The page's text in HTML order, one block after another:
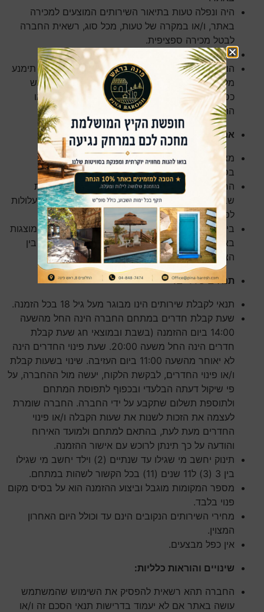
היה ונפלה טעות בתיאור השירותים המוצעים למכירה
באתר, ו/או במקרה של טעות, מכל סוג, רשאית החברה
לבטל מכירה ספציפית.
בכל מקרה שנעשתה פעולה בניגוד לתקנון זה.
הודעה על ביטול כאמור תימסר למשתמש והחברה תימנע
מלחייב את כרטיס האשראי שלו, וכן תשיב למשתמש
כספים ששילם, ככל ששילם, על חשבון הרכישה ו/או
ההזמנה.
אחריות המשתמש:
מצהיר המשתמש כי ידוע לו שהשימוש באתר כרוך
בסיכונים רבים לרבות הטכנולוגיה וגורמים אנושיים.
החברה ו/או מי מטעמה אינם אחראים לכך שהשרת
שבאמצעותו עובד האתר יהיה נקי מתוכנות כלשהן, עלולות
לפגוע במחשב האישי של המשתמש.
בין היתר, מצהיר המשתמש כי ידוע לו שהתמונות המוצגות
באתר הינן לצורך המחשה בלבד, וכי ייתכנו שינויים בין
הצגתן באתר לבין המראה במציאות.
תנאים כלליים:
תנאי לקבלת שירותים הינו מבוגר מעל גיל 18 בכל הזמנה.
שעת קבלת חדרים במתחם החברה הינה החל מהשעה
14:00 ביום ההזמנה (בשבת ובמוצאי חג שעת קבלת
חדרים הינה החל משעה 20:00. שעת פינוי החדרים הינה
לא יאוחר מהשעה 11:00 ביום העזיבה. שינוי בשעות קבלת
ו/או פינוי החדרים, לבקשת הלקוח, יעשה מול ההחברה, על
פי שיקול דעתה הבלעדי ובכפוף לתפוסת המתחם
ולתוספת תשלום שתקבע על ידי החברה. החברה שומרת
לעצמה את הזכות לשנות את שעות הקבלה ו/או פינוי
החדרים מעת לעת, בהתאם למתחם ולמועד האירוח
והודעה על כך תינתן לרוכש עם אישור ההזמנה.
תינוק יחשב מי שגילו עד שנתיים (2) וילד יחשב מי שגילו
בין 3 (3) ל11 שנים (11) בכל הקשור לשהות במתחם.
מספר המקומות מוגבל וביצוע ההזמנה הוא על בסיס מקום
פנוי בלבד.
מחירי השירותים הנקובים הינם עד וכולל היום האחרון
המצוין.
אין כפל מבצעים.
שינויים והוראות כלליות:
החברה תהא רשאית להפסיק את השימוש שהמשתמש
עושה באתר אם לא יעמוד בדרישות תנאי הסכם זה ו/או